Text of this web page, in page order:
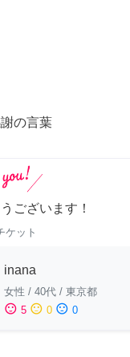
の言葉
ございます！
ケット
inana
女性 / 40代 / 東京都
sentiment_satisfied 5 sentiment_neutral 0 sentiment_dissatisfied 0